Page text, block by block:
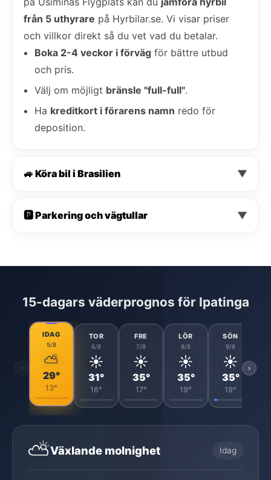
från 5 uthyrare på Hyrbilar.se. Vi visar priser
och villkor direkt så du vet vad du betalar.
Boka 2-4 veckor i förväg för bättre utbud
och pris.
Välj om möjligt bränsle "full-full".
Ha kreditkort i förarens namn redo för
deposition.
🚙 Köra bil i Brasilien ▼
🅿️ Parkering och vägtullar ▼
15-dagars väderprognos för Ipatinga
‹
IDAG
5/8
⛅
29°
13°
TOR
6/8
☀️
31°
16°
FRE
7/8
☀️
35°
17°
LÖR
8/8
☀️
35°
19°
SÖN
9/8
☀️
35°
19°
›
⛅Växlande molnighet Idag